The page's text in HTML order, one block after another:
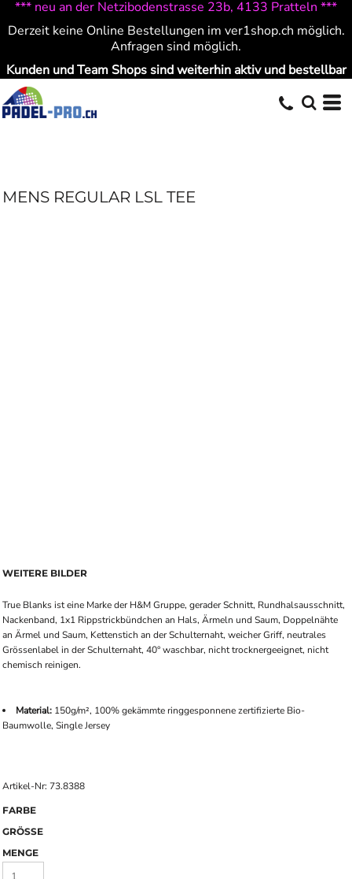
*** neu an der Netzibodenstrasse 23b, 4133 Pratteln ***
Derzeit keine Online Bestellungen im ver1shop.ch möglich.
Anfragen sind möglich.
Kunden und Team Shops sind weiterhin aktiv und bestellbar
MENS REGULAR LSL TEE
WEITERE BILDER
True Blanks ist eine Marke der H&M Gruppe, gerader Schnitt, Rundhalsausschnitt,
Nackenband, 1x1 Rippstrickbündchen an Hals, Ärmeln und Saum, Doppelnähte
an Ärmel und Saum, Kettenstich an der Schulternaht, weicher Griff, neutrales
Grössenlabel in der Schulternaht, 40° waschbar, nicht trocknergeeignet, nicht
chemisch reinigen.
Material: 150g/m², 100% gekämmte ringgesponnene zertifizierte Bio-
Baumwolle, Single Jersey
Artikel-Nr: 73.8388
FARBE
GRÖSSE
MENGE